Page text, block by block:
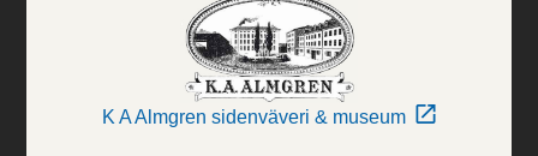
K A Almgren sidenväveri & museum